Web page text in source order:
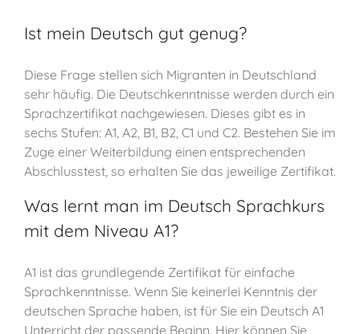
Ist mein Deutsch gut genug?
Diese Frage stellen sich Migranten in Deutschland
sehr häufig. Die Deutschkenntnisse werden durch ein
Sprachzertifikat nachgewiesen. Dieses gibt es in
sechs Stufen: A1, A2, B1, B2, C1 und C2. Bestehen Sie im
Zuge einer Weiterbildung einen entsprechenden
Abschlusstest, so erhalten Sie das jeweilige Zertifikat.
Was lernt man im Deutsch Sprachkurs
mit dem Niveau A1?
A1 ist das grundlegende Zertifikat für einfache
Sprachkenntnisse. Wenn Sie keinerlei Kenntnis der
deutschen Sprache haben, ist für Sie ein Deutsch A1
Unterricht der passende Beginn. Hier können Sie